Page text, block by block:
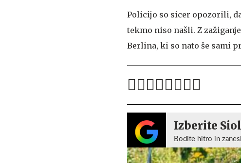
Policijo so sicer opozorili,
tekmo niso našli. Z
Berlina, ki so nato še sami
Izberite
Bodite hitro in